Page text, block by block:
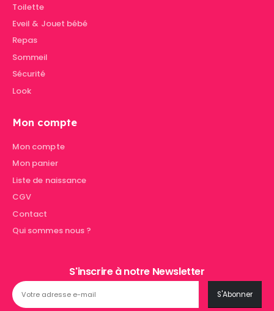
Toilette
Eveil & Jouet bébé
Repas
Sommeil
Sécurité
Look
Mon compte
Mon compte
Mon panier
Liste de naissance
CGV
Contact
Qui sommes nous ?
S'inscrire à notre Newsletter